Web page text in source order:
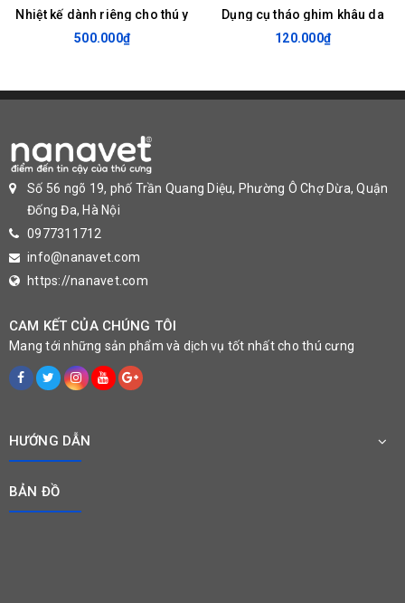
Nhiệt kế dành riêng cho thú y
500.000₫
Dụng cụ tháo ghim khâu da
120.000₫
Số 56 ngõ 19, phố Trần Quang Diệu, Phường Ô Chợ Dừa, Quận
Đống Đa, Hà Nội
0977311712
info@nanavet.com
https://nanavet.com
CAM KẾT CỦA CHÚNG TÔI
Mang tới những sản phẩm và dịch vụ tốt nhất cho thú cưng
HƯỚNG DẪN
BẢN ĐỒ